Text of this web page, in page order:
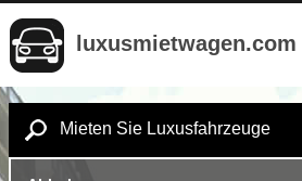
luxusmietwagen.com
Mieten Sie Luxusfahrzeuge